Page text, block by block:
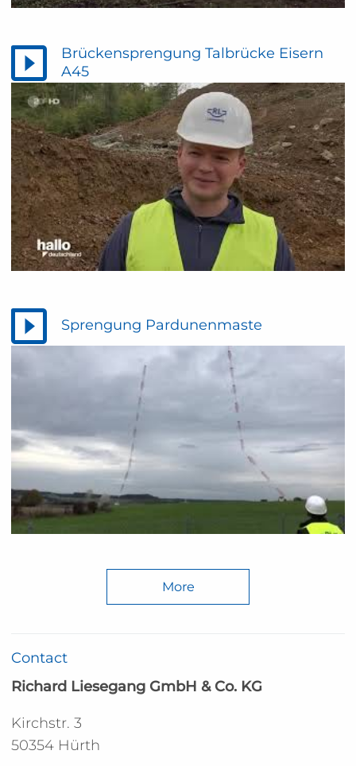
Brückensprengung Talbrücke Eisern
A45
Sprengung Pardunenmaste
More
Contact
Richard Liesegang GmbH & Co. KG
Kirchstr. 3
50354 Hürth